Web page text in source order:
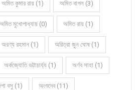
অমিত কুমার রায় (1) অমিত বাগল (3)
অমিত মুখোপাধ্যায় (0) অমিত রায় (1)
অরণ্য রহমান (1) অরিত্রা জুন ঘোষ (1)
অর্কজ্যোতি ভট্টাচার্য্য (1) অর্ণব সাহা (1)
বসু (1) অংশুদেব (11)